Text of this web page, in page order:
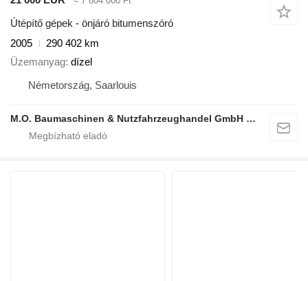
Útépítő gépek - önjáró bitumenszóró
2005
290 402 km
Üzemanyag dízel
Németország, Saarlouis
M.O. Baumaschinen & Nutzfahrzeughandel GmbH & CO.